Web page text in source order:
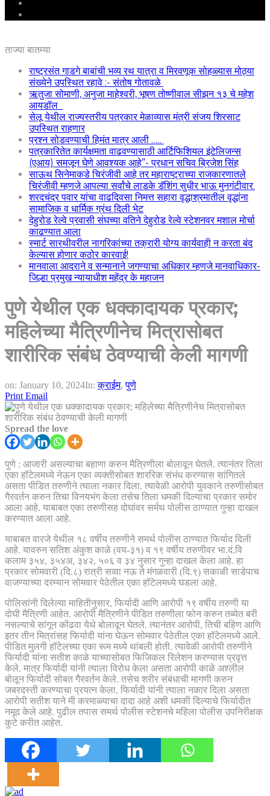
ताज्या बातम्या
राष्ट्रसंत गाडगे बाबांची भव्य रथ यात्रा व मिरवणूक सोहळ्यास मोठ्या
संख्येने उपस्थित रहावे :- संतोष गोतावळे
ऋतुजा सोमाणी, अनुजा माहेश्वरी, भूषण तोष्णीवाल सीझन १३ चे महेश
आयडॉल
सेलू येथील राज्यस्तरीय पत्रकार मेळाव्यास मंत्री संजय शिरसाट
उपस्थित राहणार
प्रश्न सोडवण्याची हिमंत मात्र आली …..
पत्रकारितेत कार्यक्षमता वाढवण्यासाठी आर्टिफिशियल इंटेलिजन्स
(एआय) समजून घेणे आवश्यक आहे”- प्रधान सचिव ब्रिजेश सिंह
साऊथ सिनेमाकडे चिरंजीवी आहे तर महाराष्ट्राच्या राजकारणातले
चिरंजीवी म्हणजे आपल्या सर्वांचे लाडके डॅशिंग सुधीर भाऊ मुनगंटीवार.
शरदचंद्र पवार यांचा वाढदिवसा निमत्त सहारा वृद्धाश्रमातील वृद्धांना
सामाजिक व धार्मिक ग्रंथ दिली भेट
देहुरोड रेल्वे प्रवासी संघच्या वतिने देहुरोड रेल्वे स्टेशनवर मशाल मोर्चा
काढण्यात आला
स्मार्ट सारथीवरील नागरिकांच्या तक्रारी योग्य कार्यवाही न करता बंद
केल्यास होणार कठोर कारवाई!
मानवाला आदराने व सन्मानाने जगण्याचा अधिकार म्हणजे मानवाधिकार-
जिल्हा प्रमुख न्यायाधीश महेंद्र के महाजन
पुणे येथील एक धक्कादायक प्रकार;
महिलेच्या मैत्रिणीनेच मित्रासोबत
शारीरिक संबंध ठेवण्याची केली मागणी
on: January 10, 2024In:क्राईम,पुणे
Print Email
Spread the love
पुणे : आजारी असल्याचा बहाणा करुन मैत्रिणीला बोलावून घेतले. त्यानंतर तिला
एका हॉटेलमध्ये नेऊन एका व्यक्तीसोबत शाररिक संभंध करण्यास सांगितले
असता पीडित तरुणीने त्याला नकार दिला. त्यावेळी आरोपी युवकाने तरुणीसोबत
गैरवर्तन करुन तिचा विनयभंग केला तसेच तिला धमकी दिल्याचा प्रकार समोर
आला आहे. याबाबत एका तरुणीसह दोघांवर सर्मथ पोलीस ठाण्यात गुन्हा दाखल
करण्यात आला आहे.
याबाबत वारजे येथील १८ वर्षीय तरुणीने समर्थ पोलीस ठाण्यात फिर्याद दिली
आहे. यावरुन सतिश अंकुश काळे (वय-३१) व १९ वर्षीय तरुणीवर भा.दं.वि
कलाम ३५४, ३५४अ, ३४२, ५०६ व ३४ नुसार गुन्हा दाखल केला आहे. हा
प्रकार सोमवारी (दि.८) रात्री सव्वा नऊ ते मंगळवारी (दि.९) सकाळी साडेपाच
वाजण्याच्या दरम्यान सोमवार पेठेतील एका हॉटेलमध्ये घडला आहे.
पोलिसांनी दिलेल्या माहितीनुसार, फिर्यादी आणि आरोपी १९ वर्षीय तरुणी या
दोघी मैत्रिणी आहेत. आरोपी मैत्रिणीने पीडित तरुणीला फोन करुन तब्येत बरी
नसल्याचे सांगून कोंढवा येथे बोलावून घेतले. त्यानंतर आरोपी, तिची बहिण आणि
इतर तीन मित्रांसह फिर्यादी यांना घेऊन सोमवार पेठेतील एका हॉटेलमध्ये आले.
पीडित मुलगी हॉटेलच्या एका रूम मध्ये थांबली होती. त्यावेळी आरोपी तरुणीने
फिर्यादी यांना सतीश काळे याच्यासोबत फिजिकल रिलेशन करण्यास प्रवृत्त
केले. मात्र फिर्यादी यांनी त्याला विरोध केला असता आरोपी काळे अश्लील
बोलून फिर्यादी सोबत गैरवर्तन केले. तसेच शरीर संबंधाची मागणी करुन
जबरदस्ती करण्याचा प्रयत्न केला. फिर्यादी यांनी त्याला नकार दिला असता
आरोपी सतीश याने मी करमाळ्याचा दादा आहे अशी धमकी दिल्याचे फिर्यादीत
नमूद केले आहे. पुढील तपास समर्थ पोलीस स्टेशनचे महिला पोलीस उपनिरीक्षक
कुटे करीत आहेत.